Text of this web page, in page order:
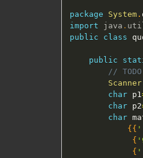
package System .
import
java .
public
class
public
//
Scanner
char p1
char p2
char
{ {
{
{